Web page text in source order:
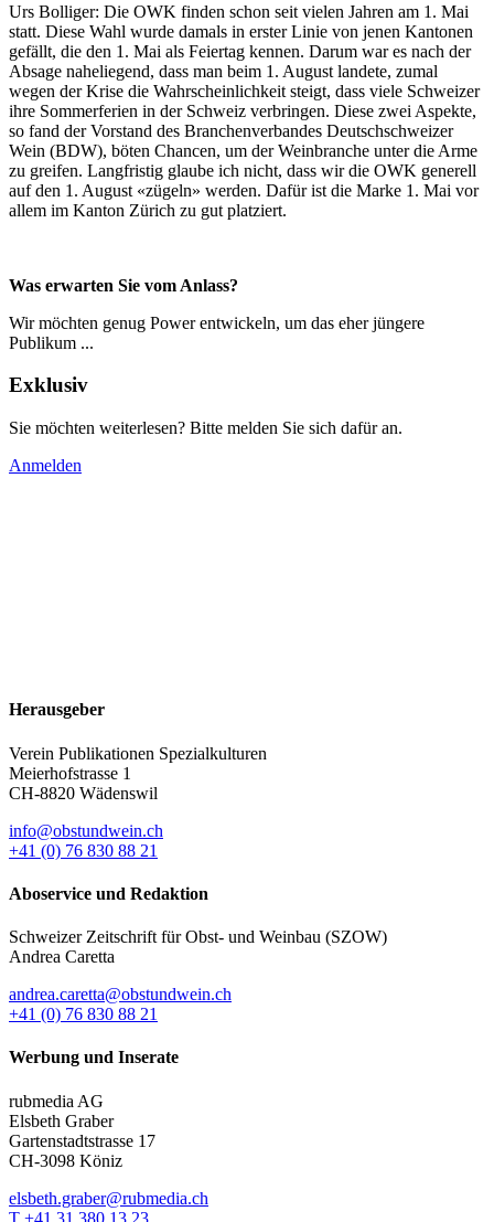
Urs Bolliger: Die OWK finden schon seit vielen Jahren am 1. Mai
statt. Diese Wahl wurde damals in erster Linie von jenen Kantonen
gefällt, die den 1. Mai als Feiertag kennen. Darum war es nach der
Absage naheliegend, dass man beim 1. August landete, zumal
wegen der Krise die Wahrscheinlichkeit steigt, dass viele Schweizer
ihre Sommerferien in der Schweiz verbringen. Diese zwei Aspekte,
so fand der Vorstand des Branchenverbandes Deutschschweizer
Wein (BDW), böten Chancen, um der Weinbranche unter die Arme
zu greifen. Langfristig glaube ich nicht, dass wir die OWK generell
auf den 1. August «zügeln» werden. Dafür ist die Marke 1. Mai vor
allem im Kanton Zürich zu gut platziert.
Was erwarten Sie vom Anlass?
Wir möchten genug Power entwickeln, um das eher jüngere
Publikum ...
Exklusiv
Sie möchten weiterlesen? Bitte melden Sie sich dafür an.
Anmelden
Herausgeber
Verein Publikationen Spezialkulturen
Meierhofstrasse 1
CH-8820 Wädenswil
info@obstundwein.ch
+41 (0) 76 830 88 21
Aboservice und Redaktion
Schweizer Zeitschrift für Obst- und Weinbau (SZOW)
Andrea Caretta
andrea.caretta@obstundwein.ch
+41 (0) 76 830 88 21
Werbung und Inserate
rubmedia AG
Elsbeth Graber
Gartenstadtstrasse 17
CH-3098 Köniz
elsbeth.graber@rubmedia.ch
T +41 31 380 13 23